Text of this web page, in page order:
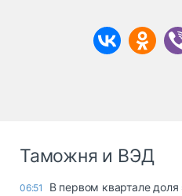
Таможня и ВЭД
06:51
В первом квартале доля